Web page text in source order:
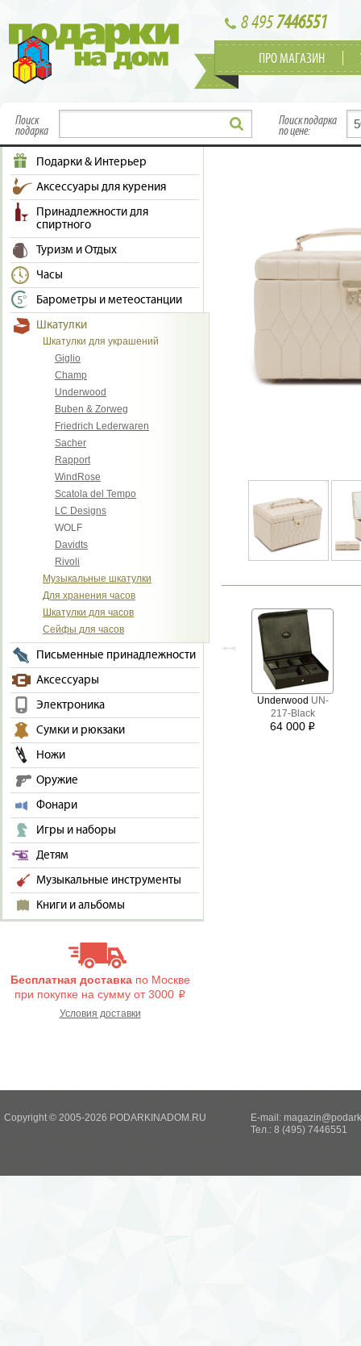
8 4957446551
ПРО МАГАЗИН
Поиск
подарка
Поиск подарка
по цене:
Подарки & Интерьер
Аксессуары для курения
Принадлежности для
спиртного
Туризм и Отдых
Часы
Барометры и метеостанции
Шкатулки
Шкатулки для украшений
Giglio
Champ
Underwood
Buben & Zorweg
Friedrich Lederwaren
Sacher
Rapport
WindRose
Scatola del Tempo
LC Designs
WOLF
Davidts
Rivoli
Музыкальные шкатулки
Для хранения часов
Шкатулки для часов
Сейфы для часов
Письменные принадлежности
Аксессуары
Электроника
Сумки и рюкзаки
Ножи
Оружие
Фонари
Игры и наборы
Детям
Музыкальные инструменты
Книги и альбомы
Бесплатная доставкапо Москве
при покупке на сумму от 3000 i
Условия доставки
Underwood UN-
217-Black
64 000 i
Copyright © 2005-2026 PODARKINADOM.RU E-mail:
Тел.: 8 (495) 7446551